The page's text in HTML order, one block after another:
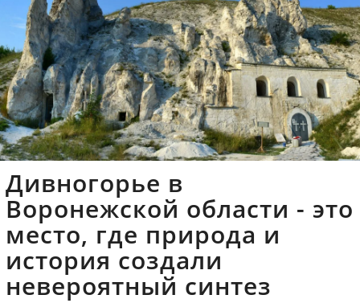
Дивногорье в
Воронежской области - это
место, где природа и
история создали
невероятный синтез